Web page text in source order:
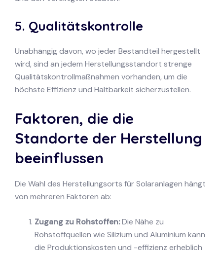
5. Qualitätskontrolle
Unabhängig davon, wo jeder Bestandteil hergestellt
wird, sind an jedem Herstellungsstandort strenge
Qualitätskontrollmaßnahmen vorhanden, um die
höchste Effizienz und Haltbarkeit sicherzustellen.
Faktoren, die die
Standorte der Herstellung
beeinflussen
Die Wahl des Herstellungsorts für Solaranlagen hängt
von mehreren Faktoren ab:
Zugang zu Rohstoffen:Die Nähe zu
Rohstoffquellen wie Silizium und Aluminium kann
die Produktionskosten und -effizienz erheblich